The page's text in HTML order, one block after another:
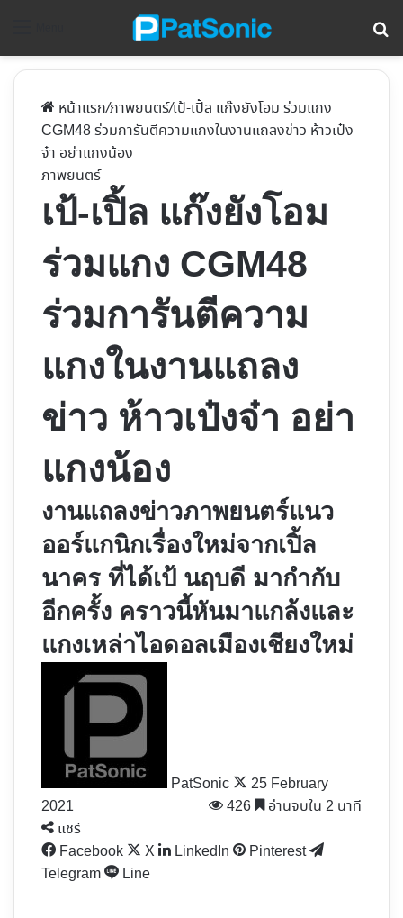
หน้าแรก/ภาพยนตร์/เป้-เปิ้ล แก๊งยังโอม ร่วมแกง
CGM48 ร่วมการันตีความแกงในงานแถลงข่าว ห้าวเป๋ง
จ๋า อย่าแกงน้อง
ภาพยนตร์
เป้-เปิ้ล แก๊งยังโอม
ร่วมแกง CGM48
ร่วมการันตีความ
แกงในงานแถลง
ข่าว ห้าวเป๋งจ๋า อย่า
แกงน้อง
งานแถลงข่าวภาพยนตร์แนว
ออร์แกนิกเรื่องใหม่จากเปิ้ล
นาคร ที่ได้เป้ นฤบดี มากำกับ
อีกครั้ง คราวนี้หันมาแกล้งและ
แกงเหล่าไอดอลเมืองเชียงใหม่
PatSonic
25 February
2021
426
อ่านจบใน 2 นาที
แชร์
Facebook
X LinkedIn
Pinterest
Telegram
Line